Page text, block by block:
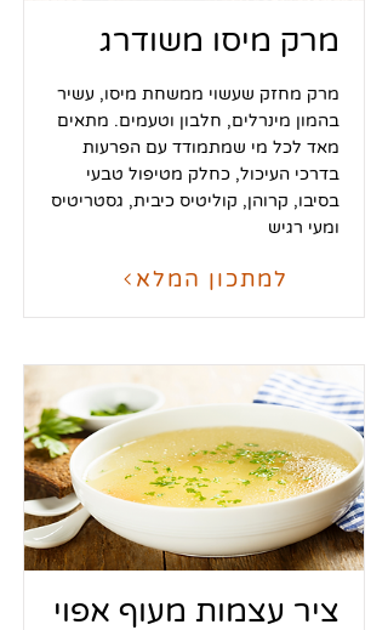
מרק מיסו משודרג
מרק מחזק שעשוי ממשחת מיסו, עשיר
בהמון מינרלים, חלבון וטעמים. מתאים
מאד לכל מי שמתמודד עם הפרעות
בדרכי העיכול, כחלק מטיפול טבעי
בסיבו, קרוהן, קוליטיס כיבית, גסטריטיס
ומעי רגיש
למתכון המלא
ציר עצמות מעוף אפוי